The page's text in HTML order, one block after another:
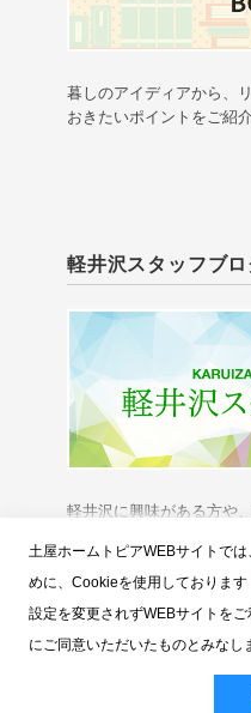
暮しのアイディアから、
おきたいポイントをご紹
軽井沢スタッフブ
軽井沢に興味がある方や
スタッフブログTOP
土屋ホームトピアWEBサイトで
めに、Cookieを使用しております
設定を変更されずWEBサイトを
にご同意いただいたものとみなし